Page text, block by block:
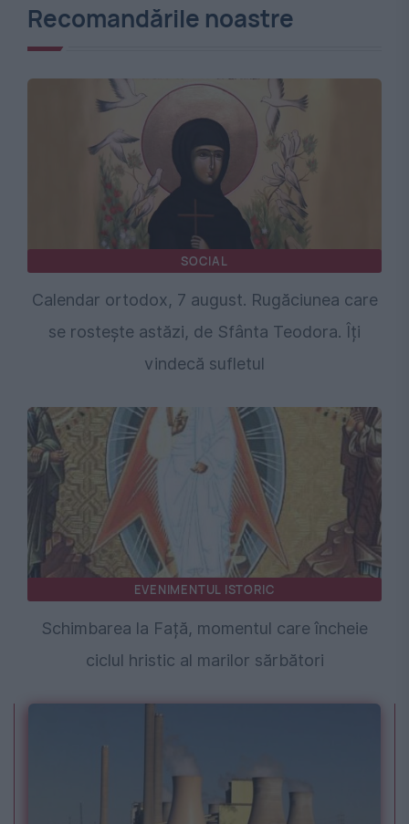
Recomandările noastre
SOCIAL
Calendar ortodox, 7 august. Rugăciunea care
se rostește astăzi, de Sfânta Teodora. Îți
vindecă sufletul
EVENIMENTUL ISTORIC
Schimbarea la Față, momentul care încheie
ciclul hristic al marilor sărbători